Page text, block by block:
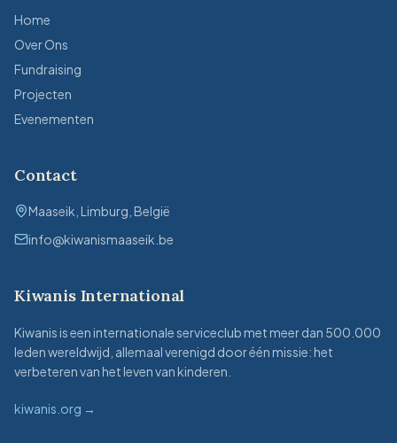
Home
Over Ons
Fundraising
Projecten
Evenementen
Contact
Maaseik, Limburg, België
info@kiwanismaaseik.be
Kiwanis International
Kiwanis is een internationale serviceclub met meer dan 500.000
leden wereldwijd, allemaal verenigd door één missie: het
verbeteren van het leven van kinderen.
kiwanis.org →